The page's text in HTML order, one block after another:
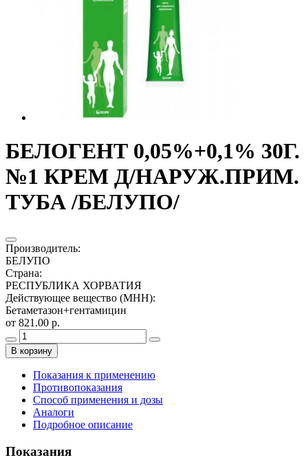
БЕЛОГЕНТ 0,05%+0,1% 30Г.
№1 КРЕМ Д/НАРУЖ.ПРИМ.
ТУБА /БЕЛУПО/
Производитель:
БЕЛУПО
Страна:
РЕСПУБЛИКА ХОРВАТИЯ
Действующее вещество (МНН):
Бетаметазон+гентамицин
от 821.00 р.
В корзину
Показания к применению
Противопоказания
Способ применения и дозы
Аналоги
Подробное описание
Показания